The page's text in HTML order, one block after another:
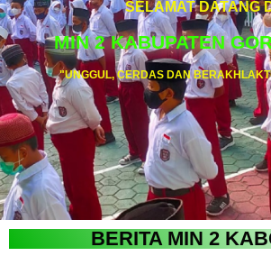
SELAMAT DATANG
MIN 2 KABUPATEN
"UNGGUL, CERDAS DAN
BERITA MIN 2